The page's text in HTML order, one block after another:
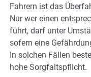
Fahrern ist das
Nur wer einen
führt, darf unter
sofern eine
In solchen Fällen
hohe Sorgfaltspflicht.